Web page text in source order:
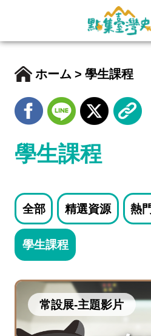
ホーム 學生課程
學生課程
全部 精選資源 熱
學生課程
常設展-主題影片